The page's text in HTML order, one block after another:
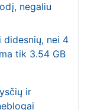
negaliu
didesnių, nei 4
tik 3.54 GB
ir